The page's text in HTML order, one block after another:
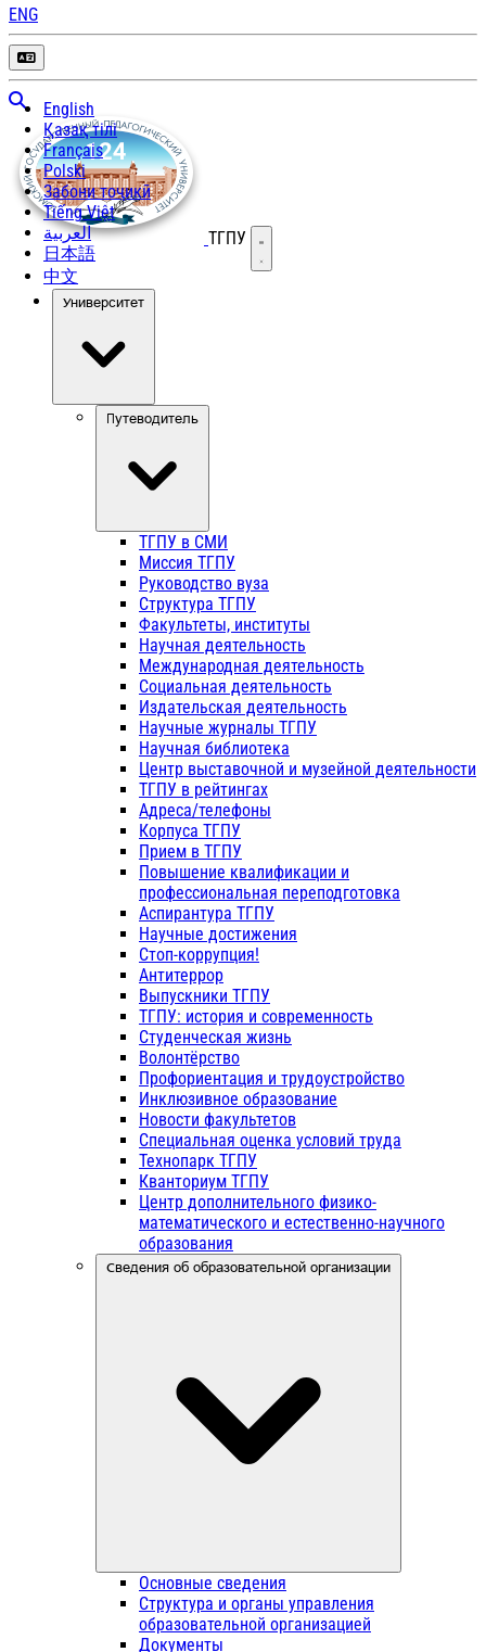
ENG
English
Қазақ тілі
Français
Polski
Забони тоҷикӣ
Tiếng Việt
العربية
日本語
中文
ТГПУ Открыть меню
Университет
Путеводитель
ТГПУ в СМИ
Миссия ТГПУ
Руководство вуза
Структура ТГПУ
Факультеты, институты
Научная деятельность
Международная деятельность
Социальная деятельность
Издательская деятельность
Научные журналы ТГПУ
Научная библиотека
Центр выставочной и музейной деятельности
ТГПУ в рейтингах
Адреса/телефоны
Корпуса ТГПУ
Прием в ТГПУ
Повышение квалификации и
профессиональная переподготовка
Аспирантура ТГПУ
Научные достижения
Стоп-коррупция!
Антитеррор
Выпускники ТГПУ
ТГПУ: история и современность
Студенческая жизнь
Волонтёрство
Профориентация и трудоустройство
Инклюзивное образование
Новости факультетов
Специальная оценка условий труда
Технопарк ТГПУ
Кванториум ТГПУ
Центр дополнительного физико-
математического и естественно-научного
образования
Сведения об образовательной организации
Основные сведения
Структура и органы управления
образовательной организацией
Документы